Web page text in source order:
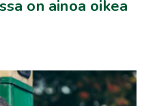
on ainoa oikea